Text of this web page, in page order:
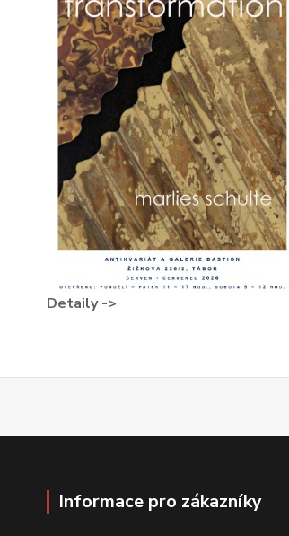
Detaily ->
Informace pro zákazníky